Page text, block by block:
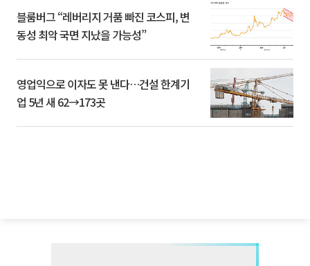
블룸버그 “레버리지 거품 빠진 코스피, 변
동성 최악 국면 지났을 가능성”
영업익으로 이자도 못 낸다…건설 한계기
업 5년 새 62→173곳